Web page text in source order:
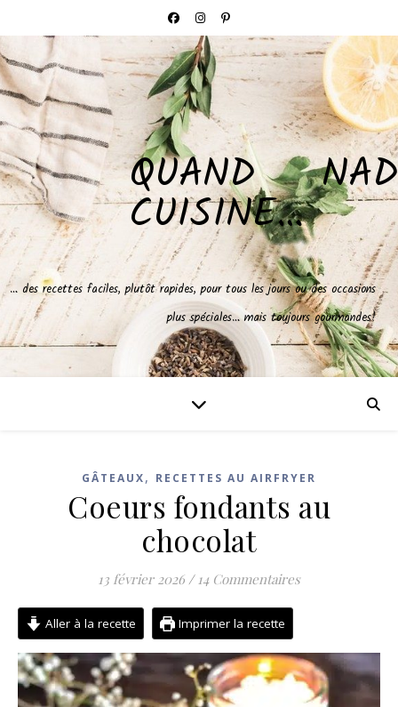
QUAND NAD
CUISINE…
… des recettes faciles, plutôt rapides, pour tous les jours ou des occasions
plus spéciales… mais toujours gourmandes!
GÂTEAUX, RECETTES AU AIRFRYER
Coeurs fondants au
chocolat
13 février 2026 / 14 Commentaires
Aller à la recette Imprimer la recette